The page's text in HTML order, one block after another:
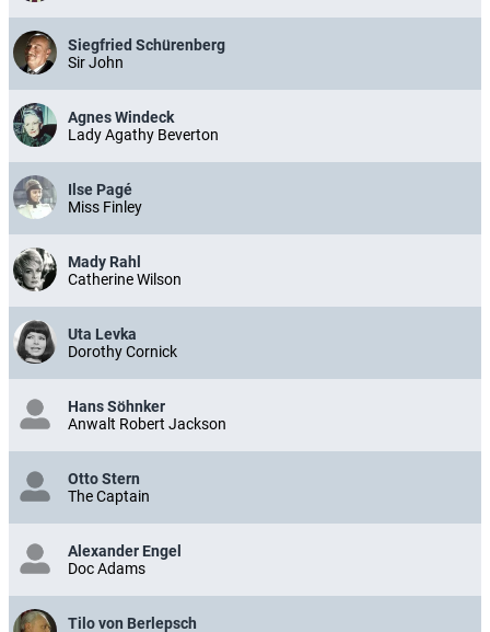
Siegfried Schürenberg
Sir John
Agnes Windeck
Lady Agathy Beverton
Ilse Pagé
Miss Finley
Mady Rahl
Catherine Wilson
Uta Levka
Dorothy Cornick
Hans Söhnker
Anwalt Robert Jackson
Otto Stern
The Captain
Alexander Engel
Doc Adams
Tilo von Berlepsch